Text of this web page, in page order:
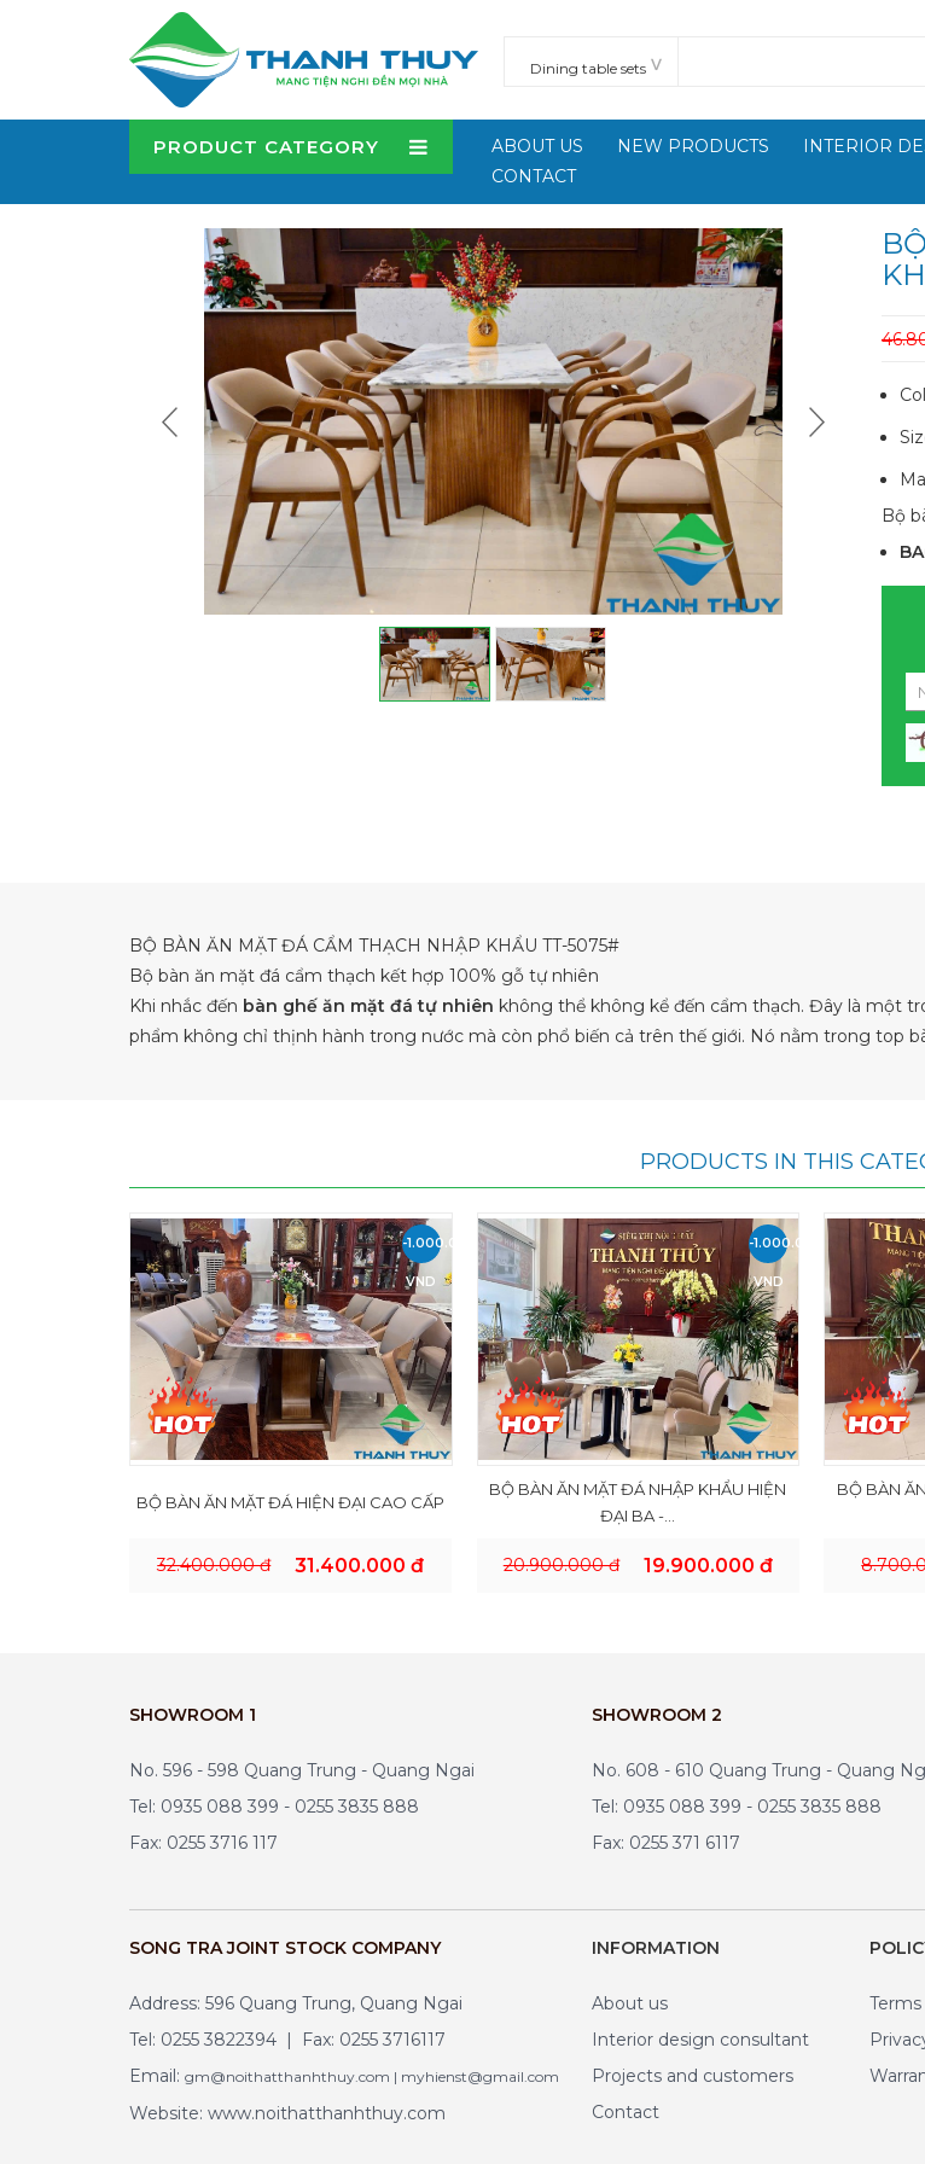
PRODUCT CATEGORY ABOUT US NEW PRODUCTS INTERIOR
CONTACT
Bộ
BỘ BÀN ĂN MẶT ĐÁ CẨM THẠCH NHẬP KHẨU TT-5075#
Bộ bàn ăn mặt đá cẩm thạch kết hợp 100% gỗ tự nhiên
Khi nhắc đến bàn ghế ăn mặt đá tự nhiên không thể không kể đến cẩm thạch. Đây là một
phẩm không chỉ thịnh hành trong nước mà còn phổ biến cả trên thế giới. Nó nằm trong top
PRODUCTS IN THIS
-1.000.000
VND
BỘ BÀN ĂN MẶT ĐÁ HIỆN ĐẠI CAO CẤP
32.400.000 đ 31.400.000 đ
-1.000.000
VND
BỘ BÀN ĂN MẶT ĐÁ NHẬP KHẨU HIỆN
ĐẠI BA -...
20.900.000 đ 19.900.000 đ
BỘ BÀN
SHOWROOM 1
No. 596 - 598 Quang Trung - Quang Ngai
Tel: 0935 088 399 - 0255 3835 888
Fax: 0255 3716 117
SHOWROOM 2
No. 608 - 610 Quang Trung - Quang
Tel: 0935 088 399 - 0255 3835 888
Fax: 0255 371 6117
SONG TRA JOINT STOCK COMPANY
Address: 596 Quang Trung, Quang Ngai
Tel: 0255 3822394 | Fax: 0255 3716117
Email: gm@noithatthanhthuy.com | myhienst@gmail.com
Website: www.noithatthanhthuy.com
INFORMATION
About us
Interior design consultant
Projects and customers
Contact